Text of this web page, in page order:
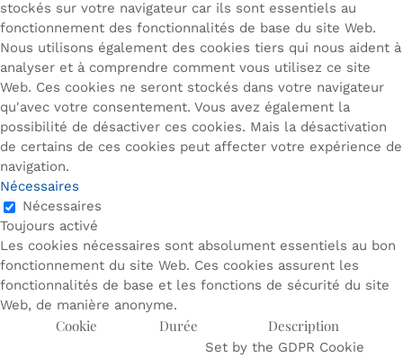
stockés sur votre navigateur car ils sont essentiels au
fonctionnement des fonctionnalités de base du site Web.
Nous utilisons également des cookies tiers qui nous aident à
analyser et à comprendre comment vous utilisez ce site
Web. Ces cookies ne seront stockés dans votre navigateur
qu'avec votre consentement. Vous avez également la
possibilité de désactiver ces cookies. Mais la désactivation
de certains de ces cookies peut affecter votre expérience de
navigation.
Nécessaires
Nécessaires
Toujours activé
Les cookies nécessaires sont absolument essentiels au bon
fonctionnement du site Web. Ces cookies assurent les
fonctionnalités de base et les fonctions de sécurité du site
Web, de manière anonyme.
Cookie Durée Description
Set by the GDPR Cookie